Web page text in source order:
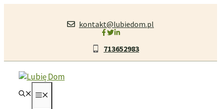
kontakt@lubiedom.pl
713652983